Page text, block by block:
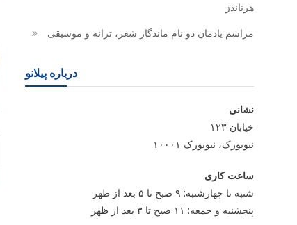
هرناندز
مراسم یادمان دو نام ماندگار شعر، ترانه و موسیقی
درباره پیلانو
نشانی
خیابان ۱۲۳
نیویورک، نیویورک ۱۰۰۰۱
ساعت کاری
شنبه تا چهارشنبه: ۹ صبح تا ۵ بعد از ظهر
پنجشنبه و جمعه: ۱۱ صبح تا ۳ بعد از ظهر